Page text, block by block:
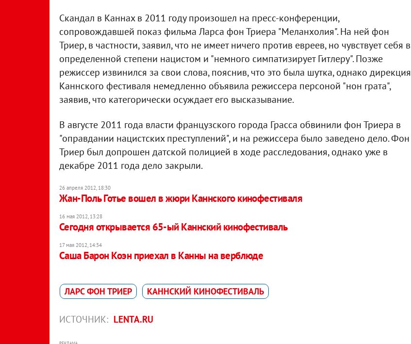
Скандал в Каннах в 2011 году произошел на пресс-конференции,
сопровождавшей показ фильма Ларса фон Триера "Меланхолия". На ней фон
Триер, в частности, заявил, что не имеет ничего против евреев, но чувствует себя в
определенной степени нацистом и "немного симпатизирует Гитлеру". Позже
режиссер извинился за свои слова, пояснив, что это была шутка, однако дирекция
Каннского фестиваля немедленно объявила режиссера персоной "нон грата",
заявив, что категорически осуждает его высказывание.
В августе 2011 года власти французского города Грасса обвинили фон Триера в
"оправдании нацистских преступлений", и на режиссера было заведено дело. Фон
Триер был допрошен датской полицией в ходе расследования, однако уже в
декабре 2011 года дело закрыли.
26 апреля 2012, 18:30
Жан-Поль Готье вошел в жюри Каннского кинофестиваля
16 мая 2012, 13:28
Сегодня открывается 65-ый Каннский кинофестиваль
17 мая 2012, 14:34
Саша Барон Коэн приехал в Канны на верблюде
ЛАРС ФОН ТРИЕР КАННСКИЙ КИНОФЕСТИВАЛЬ
ИСТОЧНИК: LENTA.RU